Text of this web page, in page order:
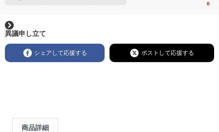
0
異議申し立て
シェアして応援する ポストして応援する
商品詳細